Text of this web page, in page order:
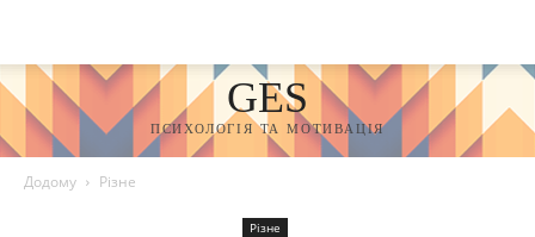
GES
ПСИХОЛОГІЯ ТА МОТИВАЦІЯ
Додому Різне
Різне